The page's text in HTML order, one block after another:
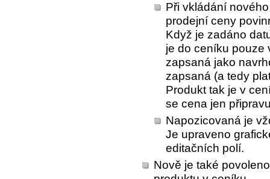
Při vkládání
prodejní ceny
Když je zadáno
je do ceníku pouze
zapsaná jako
zapsaná (a tedy
Produkt tak je v
se cena jen
Napozicovaná je
Je upraveno
editačních polí.
Nově je také